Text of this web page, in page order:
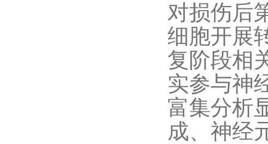
对损伤后
细胞开展
复阶段相
实参与神
富集分析
成、神经